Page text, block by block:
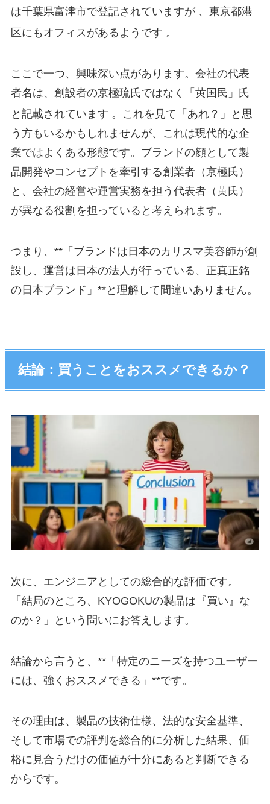
は千葉県富津市で登記されていますが 、東京都港
区にもオフィスがあるようです 。
ここで一つ、興味深い点があります。会社の代表
者名は、創設者の京極琉氏ではなく「黄国民」氏
と記載されています 。これを見て「あれ？」と思
う方もいるかもしれませんが、これは現代的な企
業ではよくある形態です。ブランドの顔として製
品開発やコンセプトを牽引する創業者（京極氏）
と、会社の経営や運営実務を担う代表者（黄氏）
が異なる役割を担っていると考えられます。
つまり、**「ブランドは日本のカリスマ美容師が創
設し、運営は日本の法人が行っている、正真正銘
の日本ブランド」**と理解して間違いありません。
結論：買うことをおススメできるか？
次に、エンジニアとしての総合的な評価です。
「結局のところ、KYOGOKUの製品は『買い』な
のか？」という問いにお答えします。
結論から言うと、**「特定のニーズを持つユーザー
には、強くおススメできる」**です。
その理由は、製品の技術仕様、法的な安全基準、
そして市場での評判を総合的に分析した結果、価
格に見合うだけの価値が十分にあると判断できる
からです。